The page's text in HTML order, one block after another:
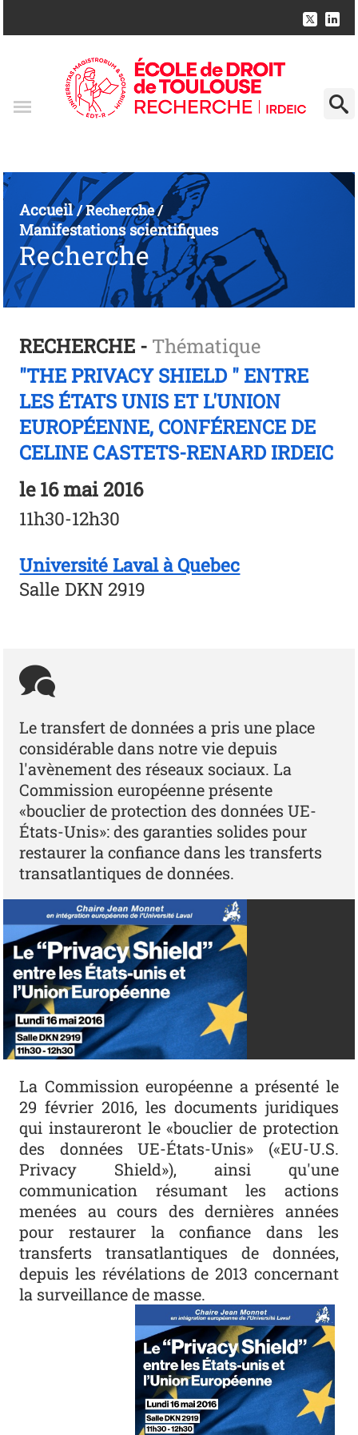
Accueil/Recherche/
Manifestations scientifiques
Recherche
RECHERCHE - Thématique
"THE PRIVACY SHIELD " ENTRE
LES ÉTATS UNIS ET L'UNION
EUROPÉENNE, CONFÉRENCE DE
CELINE CASTETS-RENARD IRDEIC
le16 mai 2016
11h30-12h30
Université Laval à Quebec
Salle DKN 2919
Le transfert de données a pris une place
considérable dans notre vie depuis
l'avènement des réseaux sociaux. La
Commission européenne présente
«bouclier de protection des données UE-
États-Unis»: des garanties solides pour
restaurer la confiance dans les transferts
transatlantiques de données.
La Commission européenne a présenté le
29 février 2016, les documents juridiques
qui instaureront le «bouclier de protection
des données UE-États-Unis» («EU-U.S.
Privacy Shield»), ainsi qu'une
communication résumant les actions
menées au cours des dernières années
pour restaurer la confiance dans les
transferts transatlantiques de données,
depuis les révélations de 2013 concernant
la surveillance de masse.
Photo